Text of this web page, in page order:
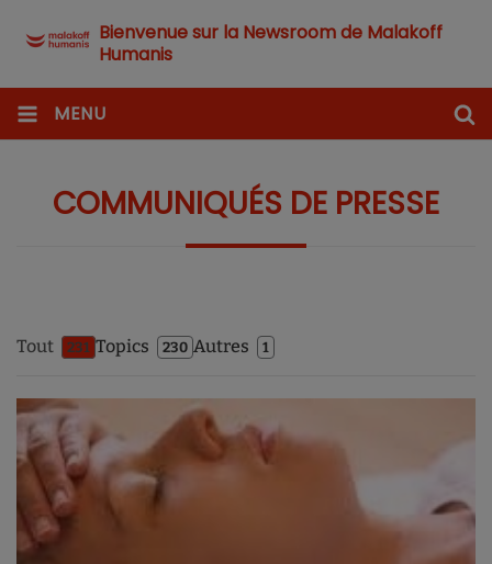
Bienvenue sur la Newsroom de Malakoff
Humanis
MENU
COMMUNIQUÉS DE PRESSE
Tout 231 Topics 230 Autres 1